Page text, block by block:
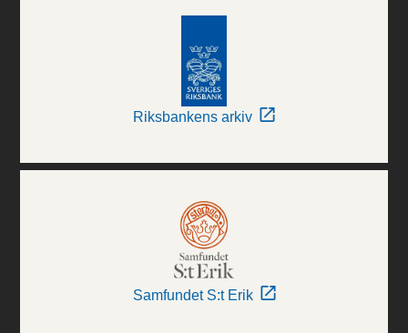
Riksbankens arkiv
Samfundet S:t Erik